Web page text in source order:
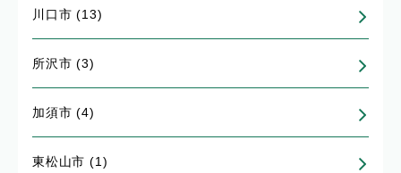
川口市 (13)
所沢市 (3)
加須市 (4)
東松山市 (1)